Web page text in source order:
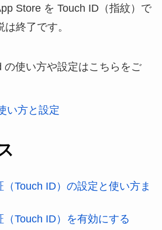
Store を Touch ID（指紋）で
終了です。
の使い方や設定はこちらをご
い方と設定
Touch ID）の設定と使い方ま
Touch ID）を有効にする